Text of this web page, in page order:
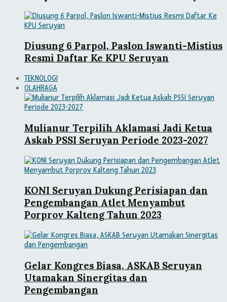
Diusung 6 Parpol, Paslon Iswanti-Mistius
Resmi Daftar Ke KPU Seruyan
TEKNOLOGI
OLAHRAGA
Mulianur Terpilih Aklamasi Jadi Ketua
Askab PSSI Seruyan Periode 2023-2027
KONI Seruyan Dukung Perisiapan dan
Pengembangan Atlet Menyambut
Porprov Kalteng Tahun 2023
Gelar Kongres Biasa, ASKAB Seruyan
Utamakan Sinergitas dan
Pengembangan